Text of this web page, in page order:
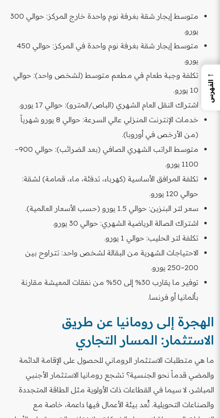
متوسط إيجار شقة بغرفة نوم واحدة خارج المركز: حوالي 300
يورو.
متوسط إيجار شقة بغرفة نوم واحدة في المركز: حوالي 450
يورو.
تكلفة وجبة طعام في مطعم متوسط (لشخص واحد): حوالي
10 يورو.
اشتراك النقل العام الشهري (الباص/المترو): حوالي 17 يورو.
خدمات الإنترنت المنزلي عالي السرعة: حوالي 8 يورو شهرياً
(من الأرخص في أوروبا).
متوسط الراتب الشهري الصافي (بعد الضرائب): حوالي 900–
1100 يورو.
تكلفة المرافق الأساسية (كهرباء، تدفئة، ماء، قمامة) لشقة:
حوالي 120 يورو.
سعر لتر البنزين: حوالي 1.5 يورو (حسب الأسعار العالمية).
اشتراك الصالة الرياضية الشهري: حوالي 30 يورو.
تكلفة لتر الحليب: حوالي 1 يورو.
الاحتياجات الشهرية من البقالة لشخص واحد: تتراوح بين
200–250 يورو.
توفير ما يقارب 30% إلى 50% من نفقات المعيشة مقارنة
بألمانيا أو فرنسا.
الهجرة إلى رومانيا عن طريق
الاستثمار: المسار التجاري
ما هي متطلبات الاستثمار الروماني للحصول على الإقامة الدائمة
والمضي قدماً نحو الجنسية؟ تشجع رومانيا الاستثمار الأجنبي
المباشر، لا سيما في القطاعات ذات الأولوية مثل الطاقة المتجددة
والصناعات التحويلية. تُعد بيئة الأعمال فيها داعمة، خاصة مع
←
الفهرس